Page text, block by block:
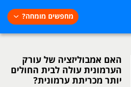
מחפשים מומחה?
האם אמבוליזציה של עורק
הערמונית עולה לבית החולים
יותר מכריתת ערמונית?